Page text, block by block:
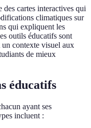
cartes interactives qui
climatiques sur
qui expliquent les
outils éducatifs sont
un contexte visuel aux
de mieux
éducatifs
ayant ses
incluent :